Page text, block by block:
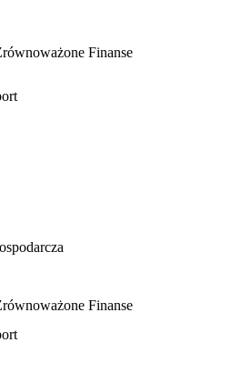
Finanse
Finanse